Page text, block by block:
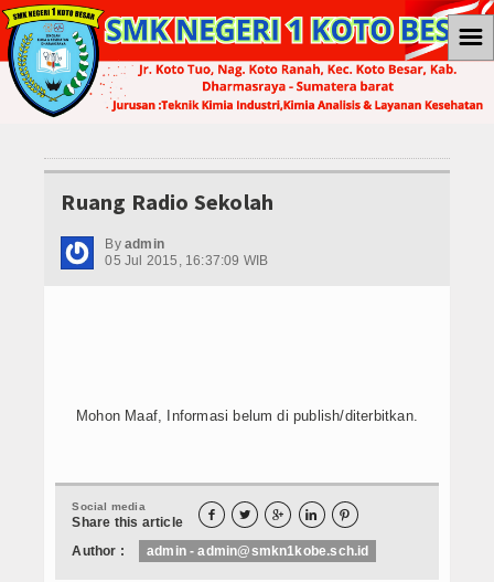
Home
E-Learning
Data Alumni
☰
Ruang Radio Sekolah
By admin
05 Jul 2015, 16:37:09 WIB
Mohon Maaf, Informasi belum di publish/diterbitkan.
Social media
Share this article     
Author : admin - admin@smkn1kobe.sch.id